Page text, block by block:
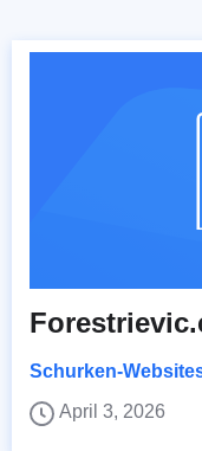
Schurken-
April 3, 2026